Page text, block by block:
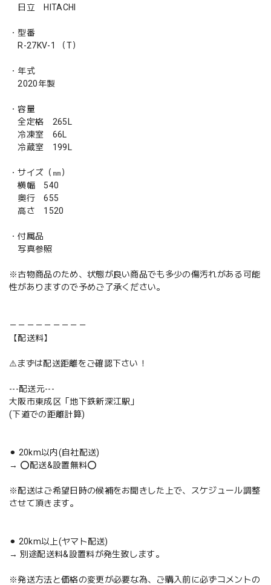
日立 HITACHI
・型番
R-27KV-1 （T）
・年式
2020年製
・容量
全定格 265L
冷凍室 66L
冷蔵室 199L
・サイズ（㎜）
横幅 540
奥行 655
高さ 1520
・付属品
写真参照
※古物商品のため、状態が良い商品でも多少の傷汚れがある可能
性がありますので予めご了承ください。
－－－－－－－－－
【配送料】
⚠️まずは配送距離をご確認下さい！
---配送元---
大阪市東成区「地下鉄新深江駅」
(下道での距離計算)
⚫︎ 20km以内(自社配送)
→ ⭕️配送&設置無料⭕️
※配送はご希望日時の候補をお聞きした上で、スケジュール調整
させて頂きます。
⚫︎ 20km以上(ヤマト配送)
→ 別途配送料&設置料が発生致します。
※発送方法と価格の変更が必要な為、ご購入前に必ずコメントの